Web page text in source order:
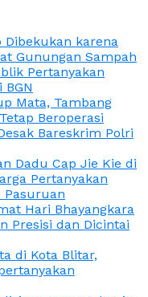
Dibekukan karena
Gunungan Sampah
Pertanyakan
Mata, Tambang
Beroperasi
Bareskrim Polri
Dadu Cap Jie Kie di
Pertanyakan
Pasuruan
Hari Bhayangkara
Presisi dan Dicintai
di Kota Blitar,